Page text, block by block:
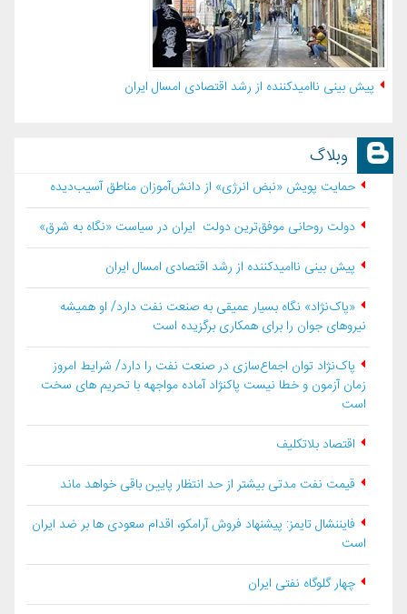
پیش بینی ناامیدکننده از رشد اقتصادی امسال ایران
وبلاگ
حمایت پویش «نبض انرژی» از دانش‌آموزان مناطق آسیب‌دیده
دولت روحانی موفق‌ترین دولت ایران در سیاست «نگاه به شرق»
پیش بینی ناامیدکننده از رشد اقتصادی امسال ایران
«پاک‌نژاد» نگاه بسیار عمیقی به صنعت نفت دارد/ او همیشه
نیروهای جوان را برای همکاری برگزیده است
پاک‌نژاد توان اجماع‌سازی در صنعت نفت را دارد/ شرایط امروز
زمان آزمون و خطا نیست پاکنژاد آماده مواجهه با تحریم های سخت
است
اقتصاد بلاتكليف
قیمت نفت مدتی بیشتر از حد انتظار پایین باقی خواهد ماند
فایننشال تایمز: پیشنهاد فروش آرامکو، اقدام سعودی ها بر ضد ایران
است
چهار گلوگاه نفتی ایران